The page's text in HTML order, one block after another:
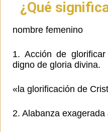
¿Qué
nombre femenino
1. Acción de
digno de gloria divina.
«la glorificación de
2. Alabanza